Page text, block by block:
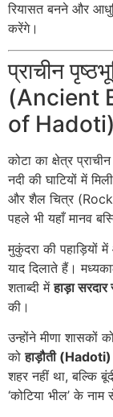
रियासत बनने और
करेंगे।
प्राचीन
(Ancient
of Hadoti)
कोटा का क्षेत्र
नदी की घाटियों में
और शैल चित्र (Rock
पहले भी यहाँ मानव
मुकुंदरा की पहाड़ियों
याद दिलाते हैं।
शताब्दी मेंहाड़ा
की।
उन्होंने मीणा शासकों
कोहाड़ौती (Hadoti)
शहर नहीं था, बल्कि
‘कोटिया भील’ के नाम